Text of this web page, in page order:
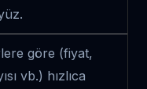
göre (fiyat,
vb.) hızlıca